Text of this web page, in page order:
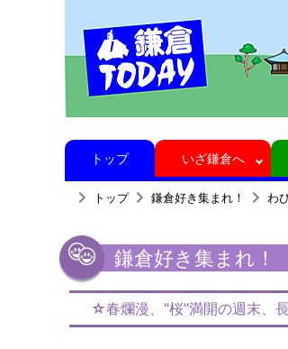
トップ いざ鎌倉へ
トップ 鎌倉好き集まれ！ わ
鎌倉好き集まれ！
☆春爛漫、”桜”満開の週末、